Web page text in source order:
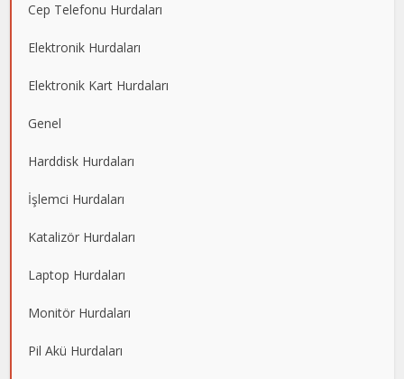
Cep Telefonu Hurdaları
Elektronik Hurdaları
Elektronik Kart Hurdaları
Genel
Harddisk Hurdaları
İşlemci Hurdaları
Katalizör Hurdaları
Laptop Hurdaları
Monitör Hurdaları
Pil Akü Hurdaları